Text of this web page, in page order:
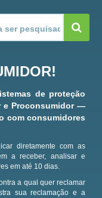
de proteção
e Proconsumidor —
com consumidores
diretamente com as
a receber, analisar e
em até 10 dias.
a qual quer reclamar
sua reclamação e a